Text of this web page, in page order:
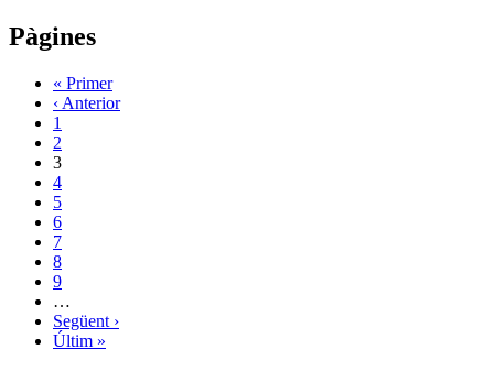
Pàgines
« Primer
‹ Anterior
1
2
3
4
5
6
7
8
9
…
Següent ›
Últim »